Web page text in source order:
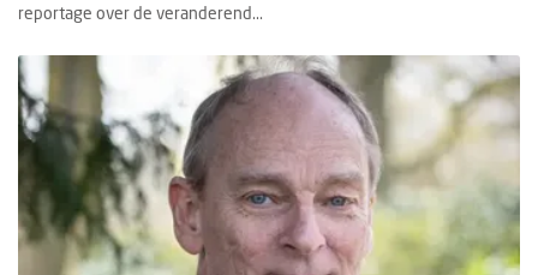
reportage over de veranderend...